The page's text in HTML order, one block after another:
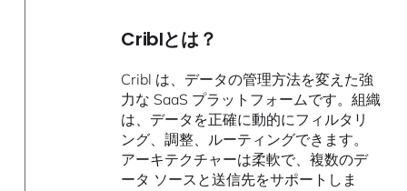
Criblとは？
Cribl は、データの管理方法を変えた強
力な SaaS プラットフォームです。組織
は、データを正確に動的にフィルタリ
ング、調整、ルーティングできます。
アーキテクチャーは柔軟で、複数のデ
ータ ソースと送信先をサポートしま